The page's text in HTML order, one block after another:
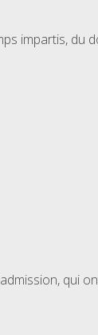
impartis, du
qui